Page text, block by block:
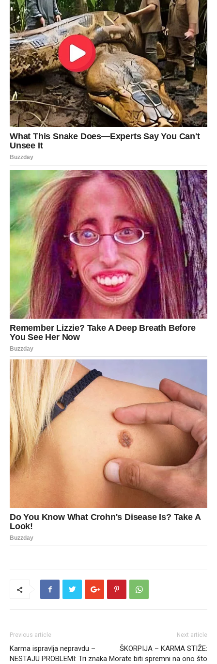
Previous article
Karma ispravlja nepravdu –
NESTAJU PROBLEMI: Tri znaka
Next article
ŠKORPIJA – KARMA STIŽE:
Morate biti spremni na ono što